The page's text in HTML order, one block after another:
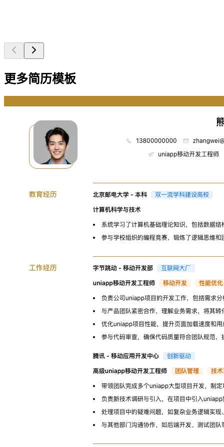
更多简历模板